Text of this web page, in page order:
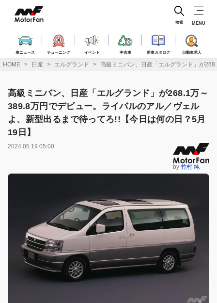
ス
車ニュース チューニング イベント 中古車 新車カタログ 自動車求人
検索 MENU
HOME 日産 エルグランド 高級ミニバン、日産「エルグランド」が
高級ミニバン、日産「エルグランド」が268.1万～
389.8万円でデビュー。ライバルのアル／ヴェル
よ、新型出るまで待ってろ!!【今日は何の日？5月
19日】
2024.05.19 05:00
by 竹村 純